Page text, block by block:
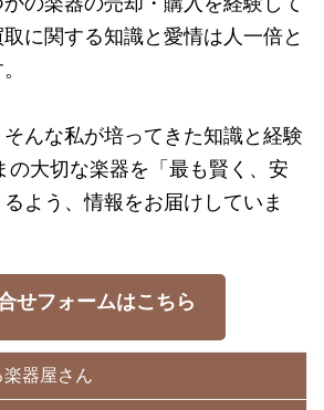
に関する知識と愛情は人一倍と
んな私が培ってきた知識と経験
の大切な楽器を「最も賢く、安
よう、情報をお届けしていま
せフォームはこちら
器屋さん